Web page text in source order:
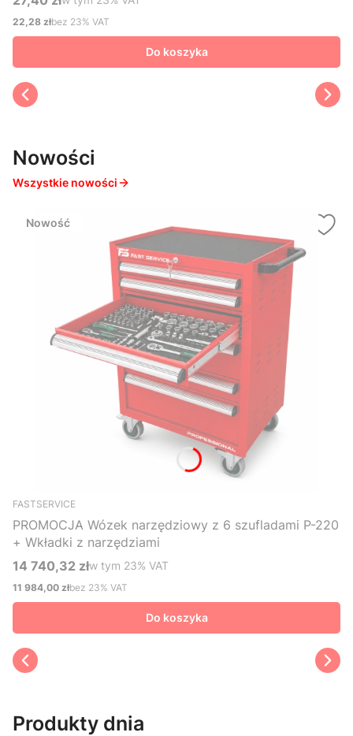
Cena brutto
Cena netto
22,28 złbez 23% VAT
Do koszyka
Nowości
Wszystkie nowości
Nowość
FASTSERVICE
PROMOCJA Wózek narzędziowy z 6 szufladami P-220
+ Wkładki z narzędziami
Cena brutto
14 740,32 złw tym %s VAT
w tym 23% VAT
Cena netto
11 984,00 złbez 23% VAT
Do koszyka
Produkty dnia